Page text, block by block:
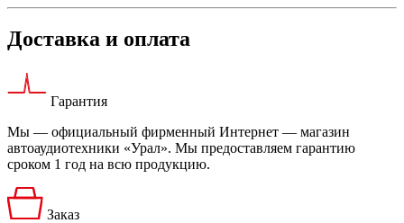
Доставка и оплата
Гарантия
Мы — официальный фирменный Интернет — магазин
автоаудиотехники «Урал». Мы предоставляем гарантию
сроком 1 год на всю продукцию.
Заказ